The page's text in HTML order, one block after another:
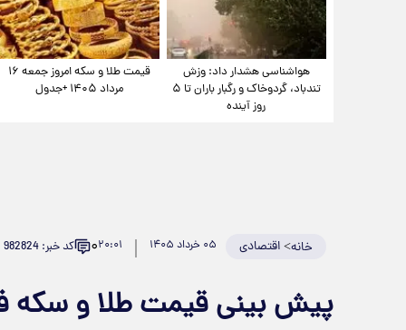
هواشناسی هشدار داد: وزش
تندباد، گردوخاک و رگبار باران تا ۵
روز آینده
قیمت طلا و سکه امروز جمعه ۱۶
مرداد ۱۴۰۵ +جدول
خانه>اقتصادی ۰۵ خرداد ۱۴۰۵ ۲۰:۰۱۰ کد خبر: 982824
پیش بینی قیمت طلا و سکه فردا ۶